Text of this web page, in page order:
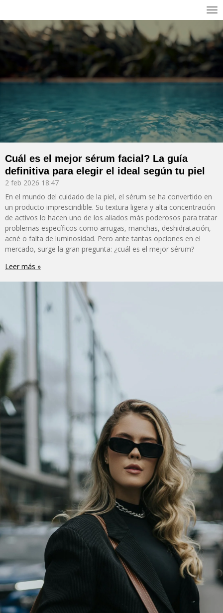
al
contenido
principal
Cuál es el mejor sérum facial? La guía
definitiva para elegir el ideal según tu piel
2 feb 2026 18:47
En el mundo del cuidado de la piel, el sérum se ha convertido en
un producto imprescindible. Su textura ligera y alta concentración
de activos lo hacen uno de los aliados más poderosos para tratar
problemas específicos como arrugas, manchas, deshidratación,
acné o falta de luminosidad. Pero ante tantas opciones en el
mercado, surge la gran pregunta: ¿cuál es el mejor sérum?
Leer más »